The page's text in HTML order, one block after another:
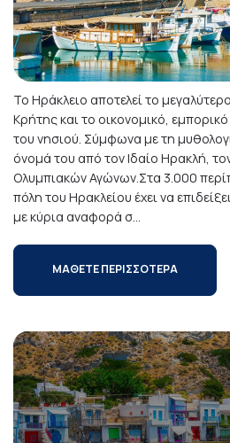
Το Ηράκλειο αποτελεί το
Κρήτης και το οικονομικό,
του νησιού. Σύμφωνα με τη
όνομά του από τον Ιδαίο Ηρακλή,
Ολυμπιακών Αγώνων.Στα 3.000
πόλη του Ηρακλείου έχει να
με κύρια αναφορά σ...
ΜΑΘΕΤΕ ΠΕΡΙΣΣΟΤΕΡΑ